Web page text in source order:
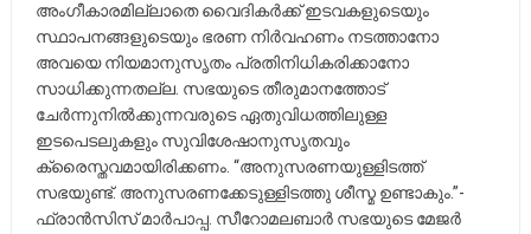
അംഗീകാരമില്ലാതെ വൈദികർക്ക് ഇടവകളുടെയും
സ്ഥാപനങ്ങളുടെയും ഭരണ നിർവഹണം നടത്താനോ
അവയെ നിയമാനുസൃതം പ്രതിനിധികരിക്കാനോ
സാധിക്കുന്നതല്ല. സഭയുടെ തീരുമാനത്തോട്
ചേർന്നുനിൽക്കുന്നവരുടെ ഏതുവിധത്തിലുള്ള
ഇടപെടലുകളും സുവിശേഷാനുസൃതവും
ക്രൈസ്തവമായിരിക്കണം. “അനുസരണയുള്ളിടത്ത്
സഭയുണ്ട്. അനുസരണക്കേടുള്ളിടത്തു ശീസ്മ ഉണ്ടാകും.”-
ഫ്രാൻസിസ് മാർപാപ്പ. സീറോമലബാർ സഭയുടെ മേജർ